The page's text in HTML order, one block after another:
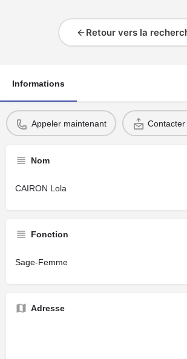
Retour vers la
Informations
Appeler maintenant
Nom
CAIRON Lola
Fonction
Sage-Femme
Adresse